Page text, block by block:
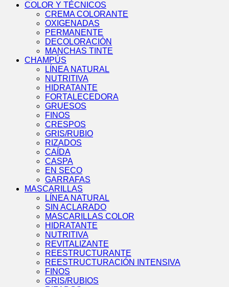
COLOR Y TÉCNICOS
CREMA COLORANTE
OXIGENADAS
PERMANENTE
DECOLORACIÓN
MANCHAS TINTE
CHAMPÚS
LÍNEA NATURAL
NUTRITIVA
HIDRATANTE
FORTALECEDORA
GRUESOS
FINOS
CRESPOS
GRIS/RUBIO
RIZADOS
CAÍDA
CASPA
EN SECO
GARRAFAS
MASCARILLAS
LÍNEA NATURAL
SIN ACLARADO
MASCARILLAS COLOR
HIDRATANTE
NUTRITIVA
REVITALIZANTE
REESTRUCTURANTE
REESTRUCTURACIÓN INTENSIVA
FINOS
GRIS/RUBIOS